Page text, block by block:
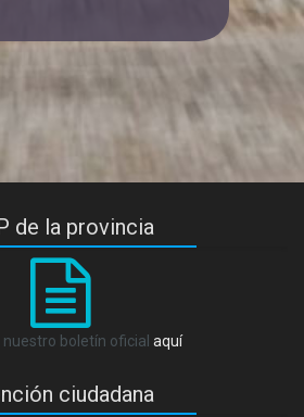
de la provincia
boletín oficial aquí
ciudadana